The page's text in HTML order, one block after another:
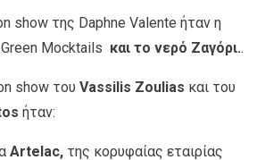
show της Daphne Valente ήταν η
Mocktails και το νερό Ζαγόρι..
show του Vassilis Zoulias και του
ήταν:
Artelac, της κορυφαίας εταιρίας